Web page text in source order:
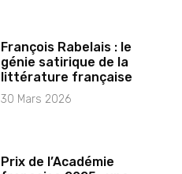
François Rabelais : le
génie satirique de la
littérature française
30 Mars 2026
Prix de l’Académie